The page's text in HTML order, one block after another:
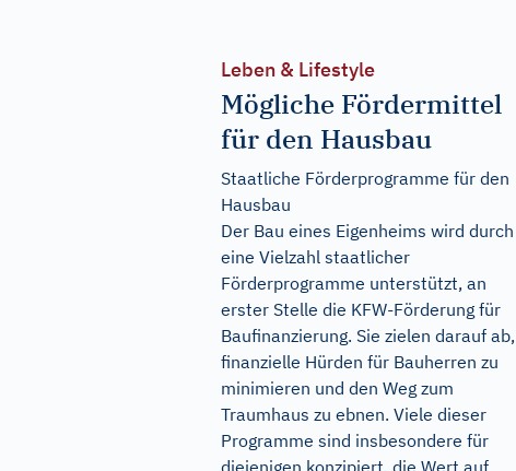
Leben & Lifestyle
Mögliche Fördermittel
für den Hausbau
Staatliche Förderprogramme für den
Hausbau
Der Bau eines Eigenheims wird durch
eine Vielzahl staatlicher
Förderprogramme unterstützt, an
erster Stelle die KFW-Förderung für
Baufinanzierung. Sie zielen darauf ab,
finanzielle Hürden für Bauherren zu
minimieren und den Weg zum
Traumhaus zu ebnen. Viele dieser
Programme sind insbesondere für
diejenigen konzipiert, die Wert auf